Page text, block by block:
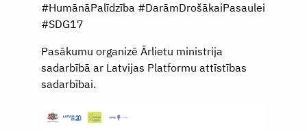
#HumānāPalīdzība #DarāmDrošākaiPasaulei
#SDG17
Pasākumu organizē Ārlietu ministrija
sadarbībā ar Latvijas Platformu attīstības
sadarbībai.